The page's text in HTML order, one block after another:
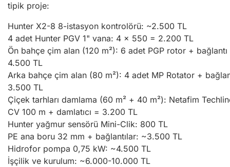
tipik proje:
Hunter X2-8 8-istasyon kontrolörü: ~2.500 TL
4 adet Hunter PGV 1" vana: 4 × 550 = 2.200 TL
Ön bahçe çim alan (120 m²): 6 adet PGP rotor + bağlantı
4.500 TL
Arka bahçe çim alan (80 m²): 4 adet MP Rotator +
3.500 TL
Çiçek tarhları damlama (60 m² + 40 m²): Netafim
CV 100 m + damlatıcı = 3.200 TL
Hunter yağmur sensörü Mini-Clik: 800 TL
PE ana boru 32 mm + bağlantılar: ~3.500 TL
Hidrofor pompa 0,75 kW: ~4.500 TL
İşçilik ve kurulum: ~6.000-10.000 TL